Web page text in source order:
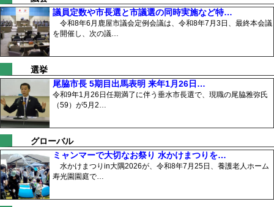
議員定数や市長選と市議選の同時実施など特…
令和8年6月鹿屋市議会定例会議は、令和8年7月3日、最終本会議
を開催し、次の議…
選挙
尾脇市長 5期目出馬表明 来年1月26日…
令和9年1月26日任期満了に伴う垂水市長選で、現職の尾脇雅弥氏
（59）が5月2…
グローバル
ミャンマーで大切なお祭り 水かけまつりを…
水かけまつりin大隅2026が、令和8年7月25日、養護老人ホーム
寿光園園庭で…